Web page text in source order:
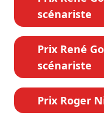
scénariste
Prix René
scénariste
Prix Roger